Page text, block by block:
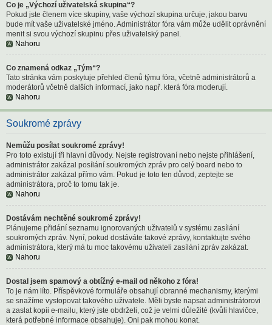
Co je „Výchozí uživatelská skupina“?
Pokud jste členem více skupiny, vaše výchozí skupina určuje, jakou barvu
bude mít vaše uživatelské jméno. Administrátor fóra vám může udělit oprávnění
menit si svou výchozí skupinu přes uživatelský panel.
Nahoru
Co znamená odkaz „Tým“?
Tato stránka vám poskytuje přehled členů týmu fóra, včetně administrátorů a
moderátorů včetně dalších informací, jako např. která fóra moderují.
Nahoru
Soukromé zprávy
Nemůžu posílat soukromé zprávy!
Pro toto existují tři hlavní důvody. Nejste registrovaní nebo nejste přihlášení,
administrátor zakázal posílání soukromých zpráv pro celý board nebo to
administrátor zakázal přímo vám. Pokud je toto ten důvod, zeptejte se
administrátora, proč to tomu tak je.
Nahoru
Dostávám nechtěné soukromé zprávy!
Plánujeme přidání seznamu ignorovaných uživatelů v systému zasílání
soukromých zpráv. Nyní, pokud dostáváte takové zprávy, kontaktujte svého
administrátora, který má tu moc takovému uživateli zasílání zpráv zakázat.
Nahoru
Dostal jsem spamový a obtížný e-mail od někoho z fóra!
To je nám líto. Příspěvkové formuláře obsahují obranné mechanismy, kterými
se snažíme vystopovat takového uživatele. Měli byste napsat administrátorovi
a zaslat kopii e-mailu, který jste obdrželi, což je velmi důležité (kvůli hlavičce,
která potřebné informace obsahuje). Oni pak mohou konat.